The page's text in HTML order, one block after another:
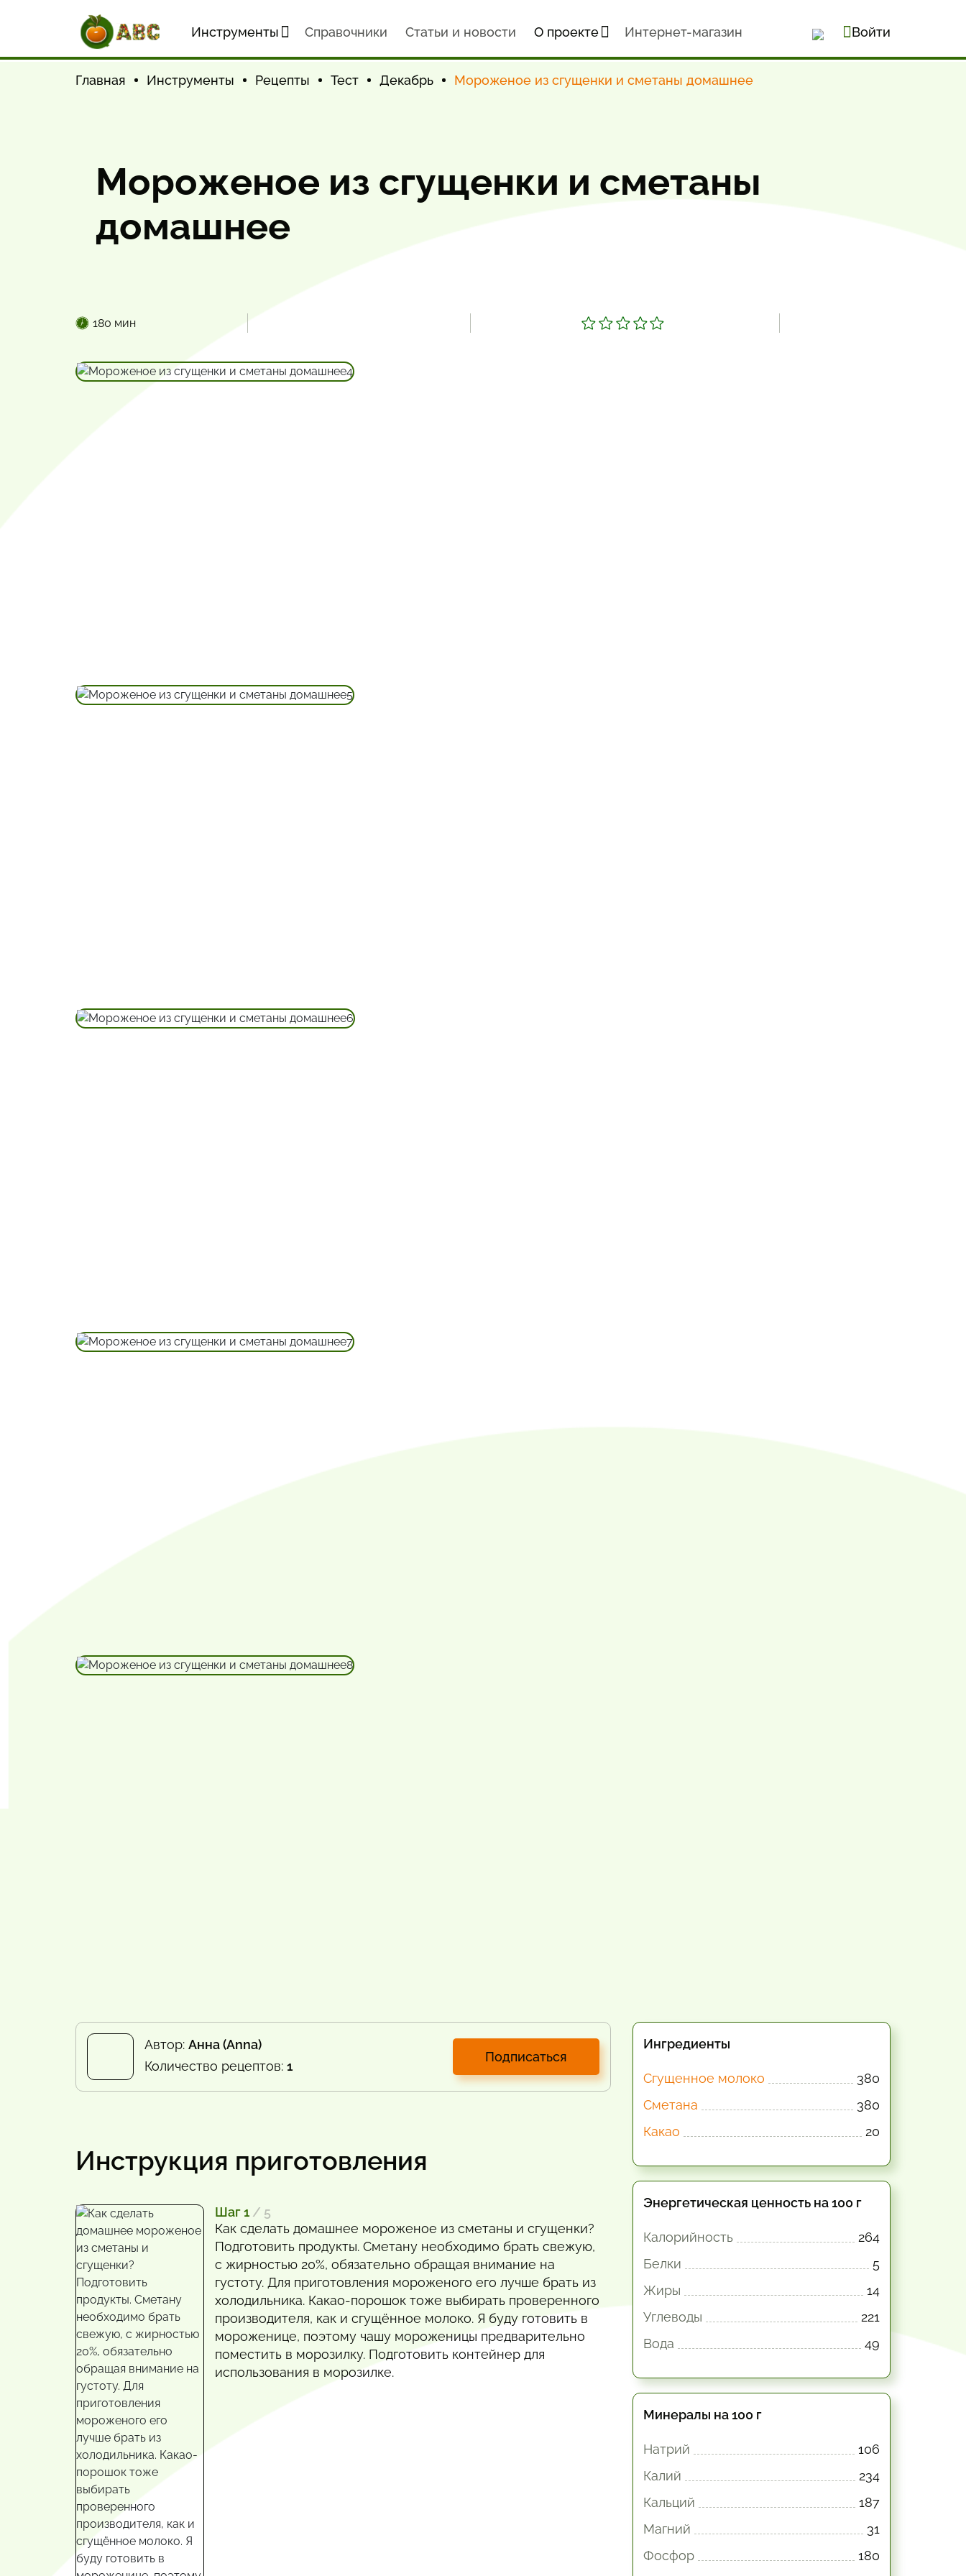
Инструменты Cправочники Статьи и новости О проекте Интернет-магазин Войти
Главная Инструменты Рецепты Тест Декабрь Мороженое из сгущенки и сметаны домашнее
Мороженое из сгущенки и сметаны
домашнее
180 мин
Автор: Анна (Anna)
Количество рецептов: 1
Подписаться
Инструкция приготовления
Шаг 1 / 5
Как сделать домашнее мороженое из сметаны и сгущенки?
Подготовить продукты. Сметану необходимо брать свежую,
с жирностью 20%, обязательно обращая внимание на
густоту. Для приготовления мороженого его лучше брать из
холодильника. Какао-порошок тоже выбирать проверенного
производителя, как и сгущённое молоко. Я буду готовить в
мороженице, поэтому чашу мороженицы предварительно
поместить в морозилку. Подготовить контейнер для
использования в морозилке.
Ингредиенты
Сгущенное молоко
380
Сметана
380
Какао
20
Энергетическая ценность на 100 г
Калорийность
264
Белки
5
Жиры
14
Углеводы
221
Вода
49
Минералы на 100 г
Натрий
106
Калий
234
Кальций
187
Магний
31
Фосфор
180